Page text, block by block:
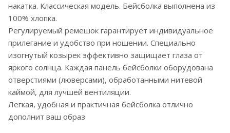
накатка. Классическая модель. Бейсболка выполнена из
100% хлопка.
Регулируемый ремешок гарантирует индивидуальное
прилегание и удобство при ношении. Специально
изогнутый козырек эффективно защищает глаза от
яркого солнца. Каждая панель бейсболки оборудована
отверстиями (люверсами), обработанными нитевой
каймой, для лучшей вентиляции.
Легкая, удобная и практичная бейсболка отлично
дополнит ваш образ